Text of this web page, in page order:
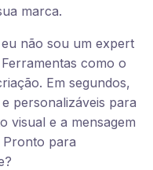
marca.
não sou um expert
como o
Em segundos,
personalizáveis para
visual e a mensagem
Pronto para